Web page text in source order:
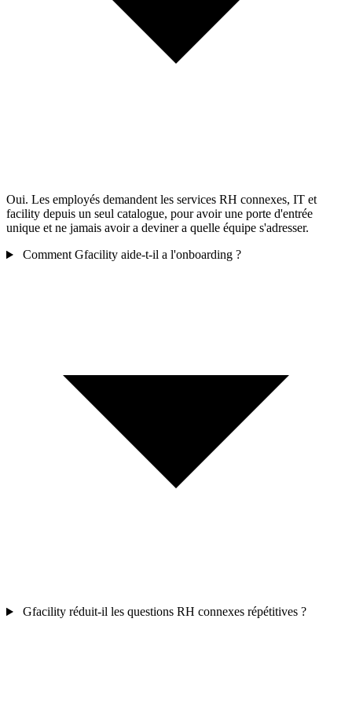
Oui. Les employés demandent les services RH connexes, IT et
facility depuis un seul catalogue, pour avoir une porte d'entrée
unique et ne jamais avoir a deviner a quelle équipe s'adresser.
Comment Gfacility aide-t-il a l'onboarding ?
Gfacility réduit-il les questions RH connexes répétitives ?